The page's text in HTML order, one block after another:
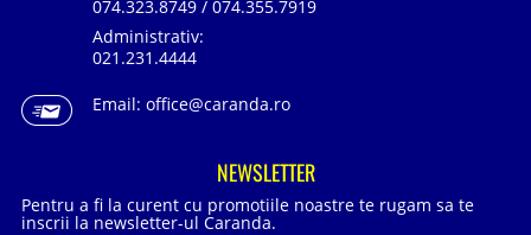
074.323.8749 / 074.355.7919
Administrativ:
021.231.4444
Email: office@caranda.ro
NEWSLETTER
Pentru a fi la curent cu promotiile noastre te rugam sa te
inscrii la newsletter-ul Caranda.